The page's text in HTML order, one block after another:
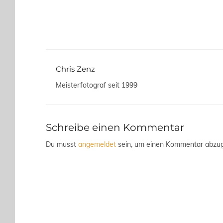
Chris Zenz
Meisterfotograf seit 1999
Schreibe einen Kommentar
Du musst angemeldet sein, um einen Kommentar